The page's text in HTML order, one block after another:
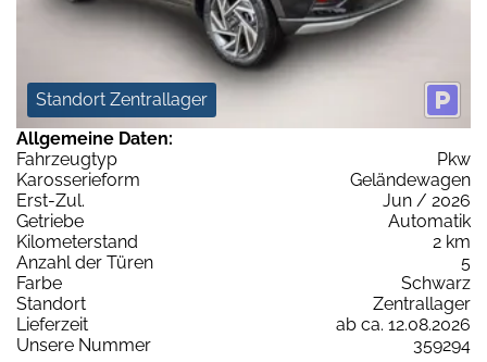
Standort Zentrallager
Allgemeine Daten:
Fahrzeugtyp
Pkw
Karosserieform
Geländewagen
Erst-Zul.
Jun / 2026
Getriebe
Automatik
Kilometerstand
2 km
Anzahl der Türen
5
Farbe
Schwarz
Standort
Zentrallager
Lieferzeit
ab ca. 12.08.2026
Unsere Nummer
359294